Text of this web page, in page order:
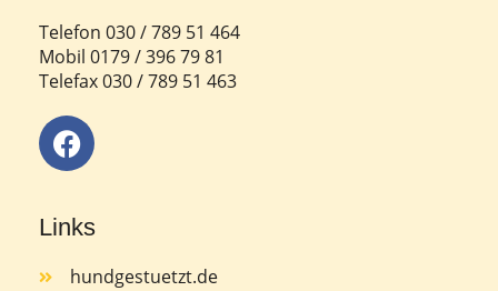
Telefon 030 / 789 51 464
Mobil 0179 / 396 79 81
Telefax 030 / 789 51 463
Links
hundgestuetzt.de